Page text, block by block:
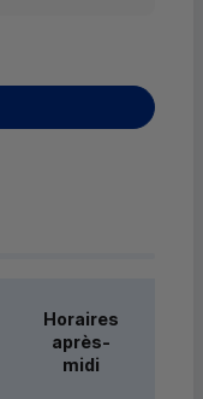
Horaires
après-
midi